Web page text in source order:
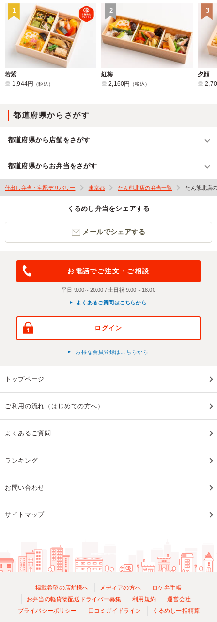
1
若紫
1,944円
（税込）
2
紅梅
2,160円
（税込）
3
夕顔
都道府県からさがす
都道府県から店舗をさがす
都道府県からお弁当をさがす
仕出し弁当・宅配デリバリー 東京都 たん熊北店の弁当一覧 たん熊北店
くるめし弁当をシェアする
メールでシェアする
お電話でご注文・ご相談
平日 9:00～20:00 / 土日祝 9:00～18:00
よくあるご質問はこちらから
ログイン
お得な会員登録はこちらから
トップページ
ご利用の流れ（はじめての方へ）
よくあるご質問
ランキング
お問い合わせ
サイトマップ
掲載希望の店舗様へ メディアの方へ
ロケ弁手帳
お弁当の軽貨物配送ドライバー募集
利用規約
運営会社
プライバシーポリシー
口コミガイドライン くるめし一括精算